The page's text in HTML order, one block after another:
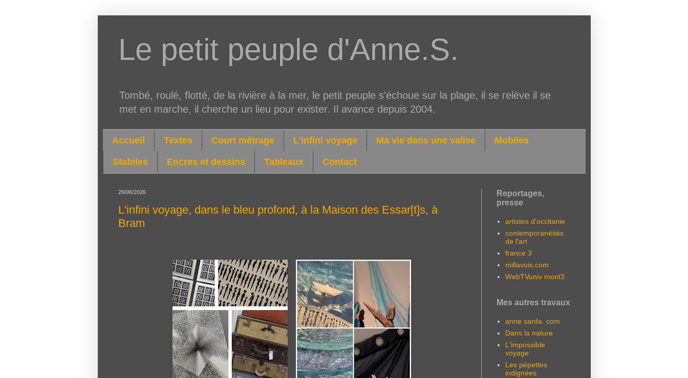
Le petit peuple d'Anne.S.
Tombé, roulé, flotté, de la rivière à la mer, le petit peuple s'échoue sur la plage, il se relève il se
met en marche, il cherche un lieu pour exister. Il avance depuis 2004.
Accueil Textes Court métrage L'infini voyage Ma vie dans une valise Mobiles
Stabiles Encres et dessins Tableaux Contact
29/06/2026
L'infini voyage, dans le bleu profond, à la Maison des Essar[t]s, à
Bram
Reportages,
presse
artistes d'occitanie
contemporanéités
de l'art
france 3
millavois.com
WebTVuniv mont3
Mes autres travaux
anne sarda. com
Dans la nature
L'impossible
voyage
Les pépettes
indignées